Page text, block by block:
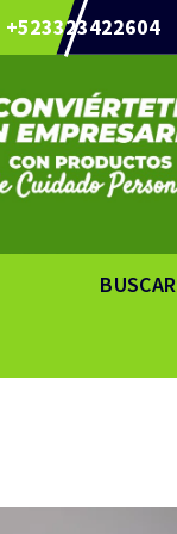
+523323422604
BUSCAR